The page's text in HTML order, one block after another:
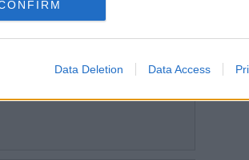
Data Deletion Data Access